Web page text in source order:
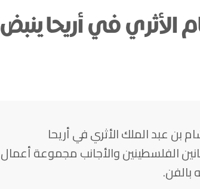
الأثري في أريحا ينبض
بن عبد الملك الأثري في أريحا
الفلسطينين والأجانب مجموعة أعمال
بالفن.